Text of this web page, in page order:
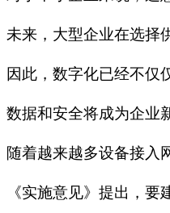
未来，大型企业在选择
因此，数字化已经不仅
数据和安全将成为企业
随着越来越多设备接入
《实施意见》提出，